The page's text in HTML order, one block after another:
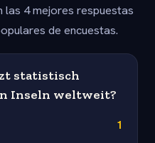
las 4 mejores respuestas
de encuestas.
statistisch
Inseln weltweit?
1